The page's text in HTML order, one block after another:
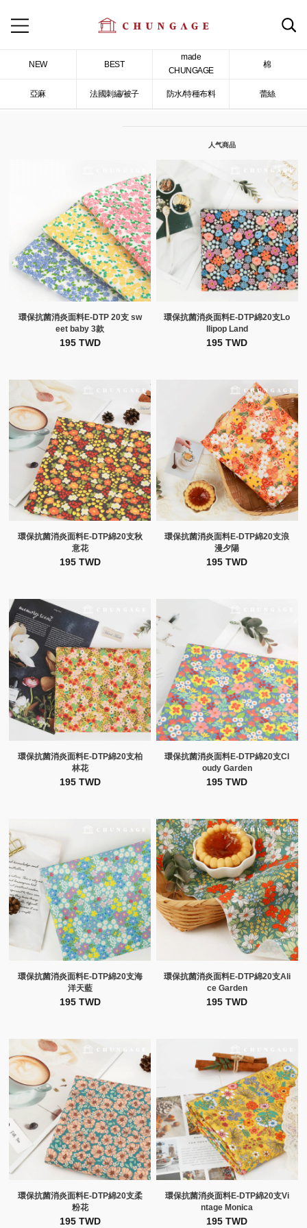
NEW BEST
made
CHUNGAGE
棉
亞麻 法國刺繡/被子 防水/特種布料 蕾絲
人气商品
環保抗菌消炎面料E-DTP 20支 sw
eet baby 3款
195 TWD
環保抗菌消炎面料E-DTP綿20支Lo
llipop Land
195 TWD
環保抗菌消炎面料E-DTP綿20支秋
意花
195 TWD
環保抗菌消炎面料E-DTP綿20支浪
漫夕陽
195 TWD
環保抗菌消炎面料E-DTP綿20支柏
林花
195 TWD
環保抗菌消炎面料E-DTP綿20支Cl
oudy Garden
195 TWD
環保抗菌消炎面料E-DTP綿20支海
洋天藍
195 TWD
環保抗菌消炎面料E-DTP綿20支Ali
ce Garden
195 TWD
環保抗菌消炎面料E-DTP綿20支柔
粉花
195 TWD
環保抗菌消炎面料E-DTP綿20支Vi
ntage Monica
195 TWD